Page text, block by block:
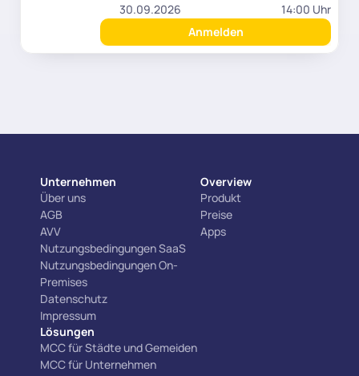
30.09.2026
14:00 Uhr
Anmelden
Unternehmen
Über uns
AGB
AVV
Nutzungsbedingungen SaaS
Nutzungsbedingungen On-
Premises
Datenschutz
Impressum
Overview
Produkt
Preise
Apps
Lösungen
MCC für Städte und Gemeiden
MCC für Unternehmen